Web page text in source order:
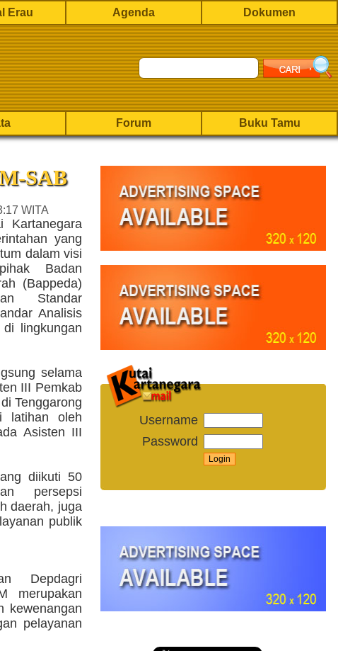
Erau Agenda Dokumen
Forum Buku Tamu
SAB
WITA
Kartanegara
yang
dalam visi
Badan
(Bappeda)
Standar
Analisis
lingkungan
selama
III Pemkab
Tenggarong
latihan oleh
Asisten III
diikuti 50
persepsi
daerah, juga
publik
Depdagri
merupakan
kewenangan
pelayanan
Username
Password